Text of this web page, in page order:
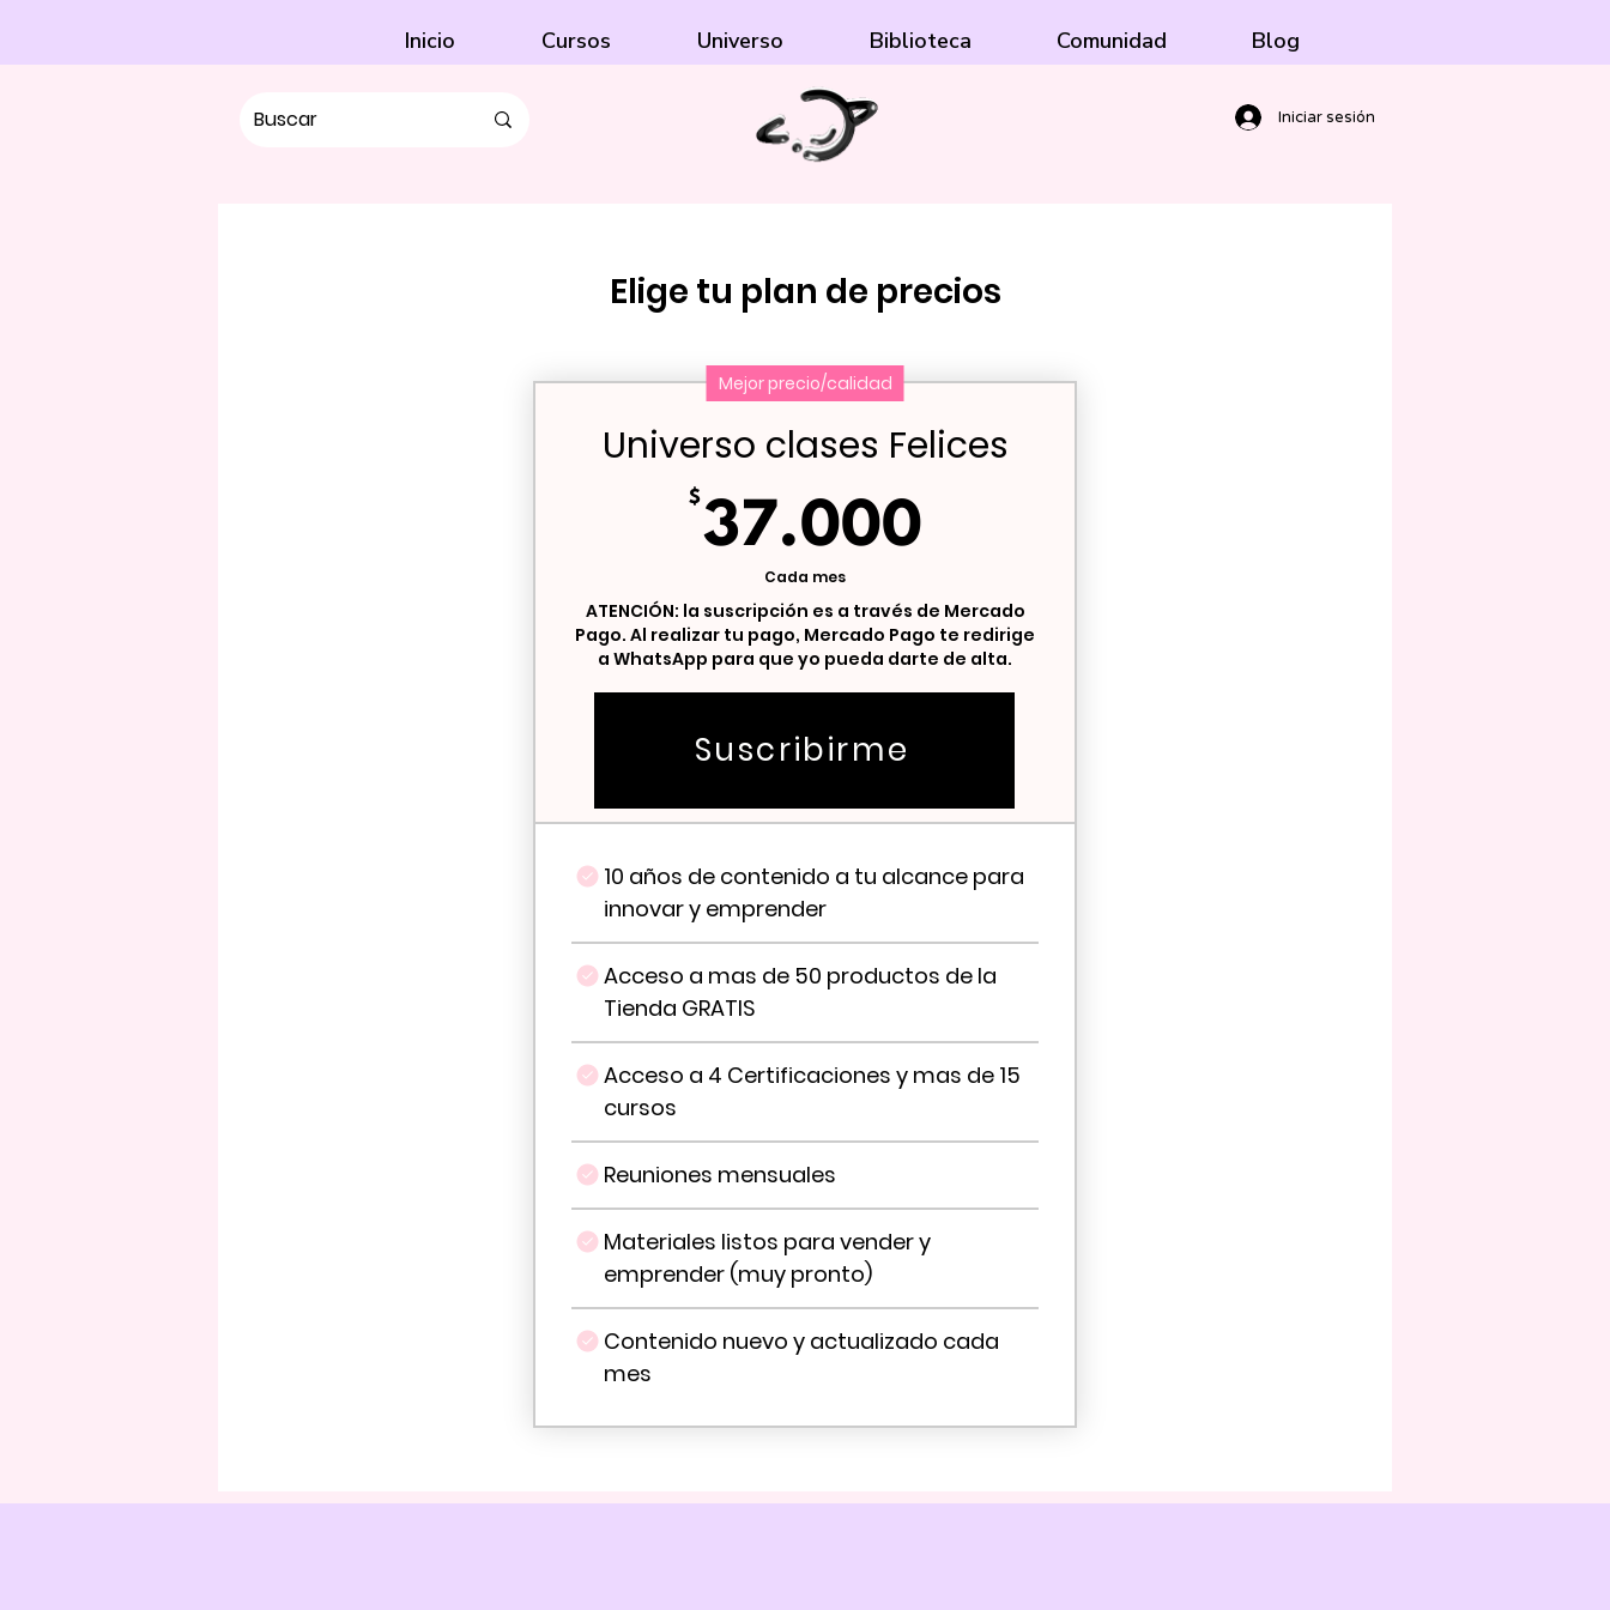
Inicio Cursos Universo Biblioteca Comunidad Blog
Iniciar sesión
Elige tu plan de precios
Mejor precio/calidad
Universo clases Felices
$37.000
Cada mes
ATENCIÓN: la suscripción es a través de Mercado
Pago. Al realizar tu pago, Mercado Pago te redirige
a WhatsApp para que yo pueda darte de alta.
Comprar ahora
10 años de contenido a tu alcance para
innovar y emprender
Acceso a mas de 50 productos de la
Tienda GRATIS
Acceso a 4 Certificaciones y mas de 15
cursos
Reuniones mensuales
Materiales listos para vender y
emprender (muy pronto)
Contenido nuevo y actualizado cada
mes
Suscribirme